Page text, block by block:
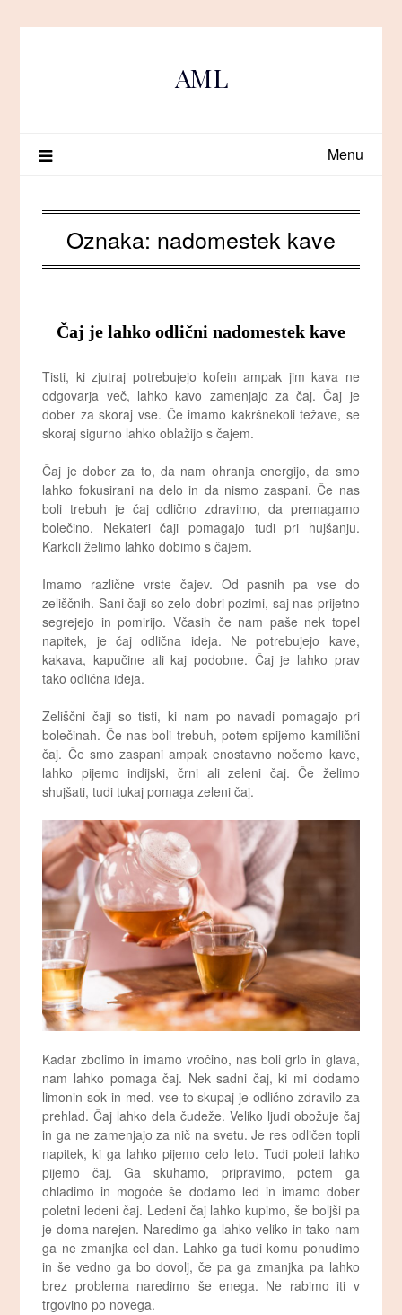
AML
Menu
Oznaka: nadomestek kave
Čaj je lahko odlični nadomestek kave
Tisti, ki zjutraj potrebujejo kofein ampak jim kava ne
odgovarja več, lahko kavo zamenjajo za čaj. Čaj je
dober za skoraj vse. Če imamo kakršnekoli težave, se
skoraj sigurno lahko oblažijo s čajem.
Čaj je dober za to, da nam ohranja energijo, da smo
lahko fokusirani na delo in da nismo zaspani. Če nas
boli trebuh je čaj odlično zdravimo, da premagamo
bolečino. Nekateri čaji pomagajo tudi pri hujšanju.
Karkoli želimo lahko dobimo s čajem.
Imamo različne vrste čajev. Od pasnih pa vse do
zeliščnih. Sani čaji so zelo dobri pozimi, saj nas prijetno
segrejejo in pomirijo. Včasih če nam paše nek topel
napitek, je čaj odlična ideja. Ne potrebujejo kave,
kakava, kapučine ali kaj podobne. Čaj je lahko prav
tako odlična ideja.
Zeliščni čaji so tisti, ki nam po navadi pomagajo pri
bolečinah. Če nas boli trebuh, potem spijemo kamilični
čaj. Če smo zaspani ampak enostavno nočemo kave,
lahko pijemo indijski, črni ali zeleni čaj. Če želimo
shujšati, tudi tukaj pomaga zeleni čaj.
Kadar zbolimo in imamo vročino, nas boli grlo in glava,
nam lahko pomaga čaj. Nek sadni čaj, ki mi dodamo
limonin sok in med. vse to skupaj je odlično zdravilo za
prehlad. Čaj lahko dela čudeže. Veliko ljudi obožuje čaj
in ga ne zamenjajo za nič na svetu. Je res odličen topli
napitek, ki ga lahko pijemo celo leto. Tudi poleti lahko
pijemo čaj. Ga skuhamo, pripravimo, potem ga
ohladimo in mogoče še dodamo led in imamo dober
poletni ledeni čaj. Ledeni čaj lahko kupimo, še boljši pa
je doma narejen. Naredimo ga lahko veliko in tako nam
ga ne zmanjka cel dan. Lahko ga tudi komu ponudimo
in še vedno ga bo dovolj, če pa ga zmanjka pa lahko
brez problema naredimo še enega. Ne rabimo iti v
trgovino po novega.